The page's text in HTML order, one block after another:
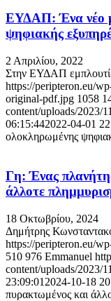
ΕΥΔΑΠ: Ένα νέο
ψηφιακής
2 Απριλίου, 2022
Στην ΕΥΔΑΠ
https://peripteron.eu/
original-pdf.jpg 1058
content/uploads/2023/
06:15:442022-04-01
ολοκληρωμένης
Γη: Ένας
άλλοτε
18 Οκτωβρίου, 2024
Δημήτρης
https://peripteron.eu/
510 976 Emmanuel
content/uploads/2023/
23:09:01 2024-10-18
πυρακτωμένος και